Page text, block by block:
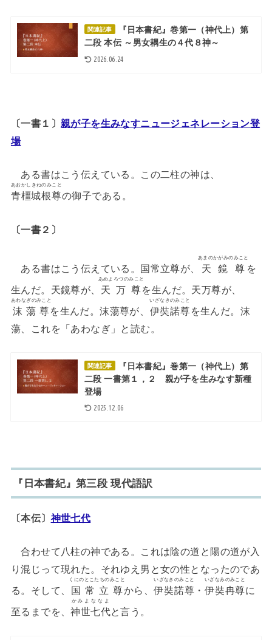
関連記事
『日本書紀』巻第一（神代上）第
二段 本伝 ～男女耦生の４代８神～
2026.06.24
〔一書１〕 親が子を生みなすニュージェネレーション登
場
ある書はこう伝えている。この二柱の神は、
青橿城根尊
あおかしきねのみこと
の御子である。
〔一書２〕
ある書はこう伝えている。国常立尊が、 天鏡尊
あまのかがみのみこと
を
生んだ。天鏡尊が、 天万尊
あめよろづのみこと
を生んだ。天万尊が、
沫蕩尊
あわなぎのみこと
を生んだ。沫蕩尊が、 伊奘諾尊
いざなきのみこと
を生んだ。沫
蕩、これを「あわなぎ」と読む。
関連記事
『日本書紀』巻第一（神代上）第
二段 一書第１，２ 親が子を生みなす新種
登場
2025.12.06
『日本書紀』第三段 現代語訳
〔本伝〕 神世七代
合わせて八柱の神である。これは陰の道と陽の道が入
り混じって現れた。それゆえ男と女の性となったのであ
る。そして、 国常立尊
くにのとこたちのみこと
から、伊奘諾尊
いざなきのみこと
・ 伊奘冉尊
いざなみのみこと
に
至るまでを、神世七代
かみよななよ
と言う。